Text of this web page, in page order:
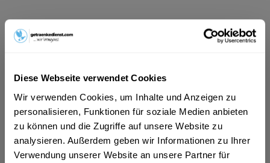
Diese Webseite verwendet Cookies
Wir verwenden Cookies, um Inhalte und Anzeigen zu
personalisieren, Funktionen für soziale Medien anbieten
zu können und die Zugriffe auf unsere Website zu
analysieren. Außerdem geben wir Informationen zu Ihrer
Verwendung unserer Website an unsere Partner für
ab 6,13 € *
inkl. MwSt.ggf. zzgl. Erschwerniszuschlag
Vorrätig
MEHRWEG
+3,30 € Pfand